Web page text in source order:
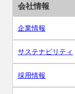
会社情報
企業情報
サステナビリティ
採用情報